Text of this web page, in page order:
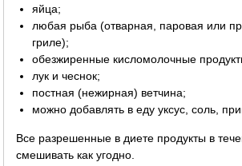
яйца;
любая рыба (отварная, паровая или
гриле);
обезжиренные кисломолочные
лук и чеснок;
постная (нежирная) ветчина;
можно добавлять в еду уксус, соль,
Все разрешенные в диете продукты в
смешивать как угодно.